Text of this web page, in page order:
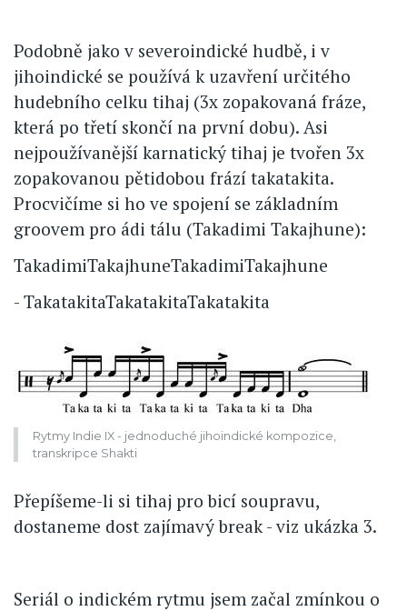
Podobně jako v severoindické hudbě, i v
jihoindické se používá k uzavření určitého
hudebního celku tihaj (3x zopakovaná fráze,
která po třetí skončí na první dobu). Asi
nejpoužívanější karnatický tihaj je tvořen 3x
zopakovanou pětidobou frází takatakita.
Procvičíme si ho ve spojení se základním
groovem pro ádi tálu (Takadimi Takajhune):
TakadimiTakajhuneTakadimiTakajhune
- TakatakitaTakatakitaTakatakita
Rytmy Indie IX - jednoduché jihoindické kompozice,
transkripce Shakti
Přepíšeme-li si tihaj pro bicí soupravu,
dostaneme dost zajímavý break - viz ukázka 3.
Seriál o indickém rytmu jsem začal zmínkou o